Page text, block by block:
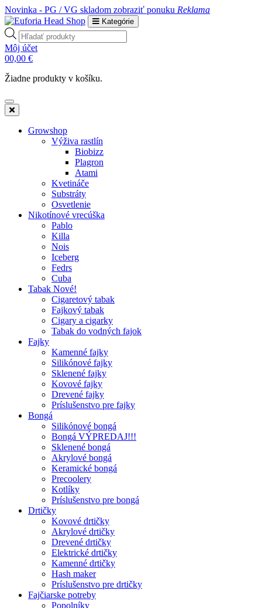
Novinka - PG / VG skladom zobraziť ponuku Reklama
Kategórie
Products
search
Môj účet
00,00 €
Žiadne produkty v košíku.
Growshop
Výživa rastlín
Biobizz
Plagron
Atami
Kvetináče
Substráty
Osvetlenie
Nikotínové vrecúška
Pablo
Killa
Nois
Iceberg
Fedrs
Cuba
Tabak Nové!
Cigaretový tabak
Fajkový tabak
Cigary a cigarky
Tabak do vodných fajok
Fajky
Kamenné fajky
Silikónové fajky
Sklenené fajky
Kovové fajky
Drevené fajky
Príslušenstvo pre fajky
Bongá
Silikónové bongá
Bongá VÝPREDAJ!!!
Sklenené bongá
Akrylové bongá
Keramické bongá
Precoolery
Kotlíky
Príslušenstvo pre bongá
Drtičky
Kovové drtičky
Akrylové drtičky
Drevené drtičky
Elektrické drtičky
Kamenné drtičky
Hash maker
Príslušenstvo pre drtičky
Fajčiarske potreby
Popolníky